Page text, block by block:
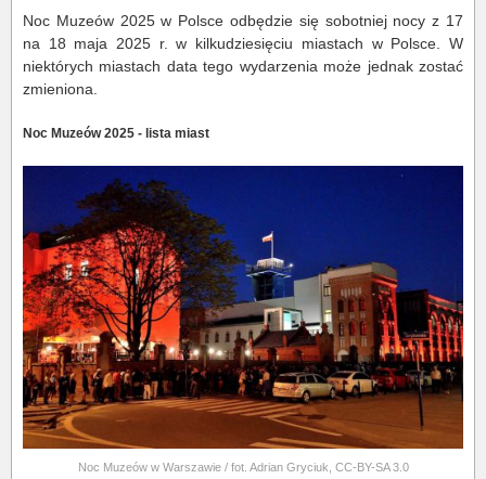
Noc Muzeów 2025 w Polsce odbędzie się sobotniej nocy z 17
na 18 maja 2025 r. w kilkudziesięciu miastach w Polsce. W
niektórych miastach data tego wydarzenia może jednak zostać
zmieniona.
Noc Muzeów 2025 - lista miast
Noc Muzeów w Warszawie / fot. Adrian Gryciuk, CC-BY-SA 3.0